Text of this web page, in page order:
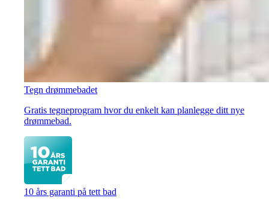
Tegn drømmebadet
Gratis tegneprogram hvor du enkelt kan planlegge ditt nye
drømmebad.
10 års garanti på tett bad